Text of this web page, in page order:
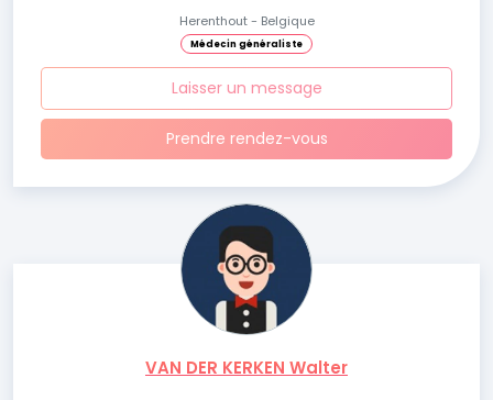
Herenthout - Belgique
Médecin généraliste
Laisser un message
Prendre rendez-vous
VAN DER KERKEN Walter